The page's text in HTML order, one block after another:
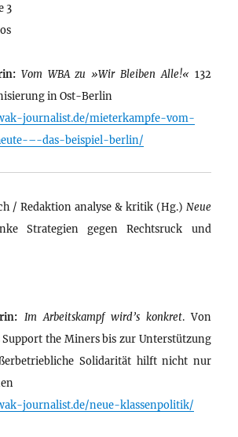
3
Vom WBA zu »Wir Bleiben Alle!« 132
in Ost-Berlin
journalist.de/mieterkampfe-vom-
–-das-beispiel-berlin/
/ Redaktion analyse & kritik (Hg.) Neue
Strategien gegen Rechtsruck und
Im Arbeitskampf wird’s konkret. Von
Support the Miners bis zur Unterstützung
Solidarität hilft nicht nur
journalist.de/neue-klassenpolitik/